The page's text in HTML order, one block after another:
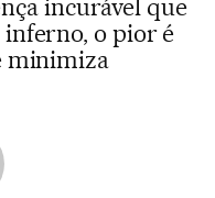
incurável que
o pior é
minimiza